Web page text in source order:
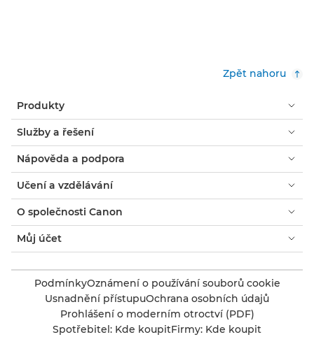
Zpět nahoru
Produkty
Služby a řešení
Nápověda a podpora
Učení a vzdělávání
O společnosti Canon
Můj účet
PodmínkyOznámení o používání souborů cookie
Usnadnění přístupuOchrana osobních údajů
Prohlášení o moderním otroctví (PDF)
Spotřebitel: Kde koupitFirmy: Kde koupit